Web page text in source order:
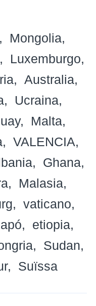
Mongolia
Luxemburgo
Australia
Ucraina
Malta
VALENCIA
Ghana
Malasia
vaticano
etiopia
Sudan
Suïssa